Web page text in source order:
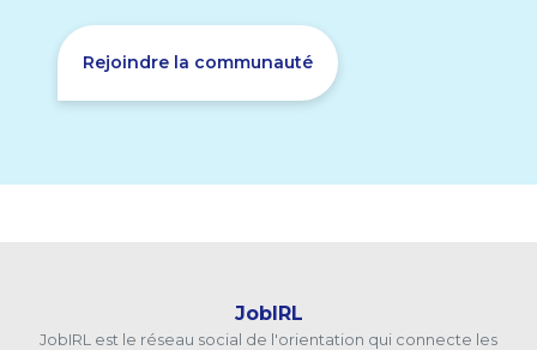
Rejoindre la communauté
JobIRL
JobIRL est le réseau social de l'orientation qui connecte les